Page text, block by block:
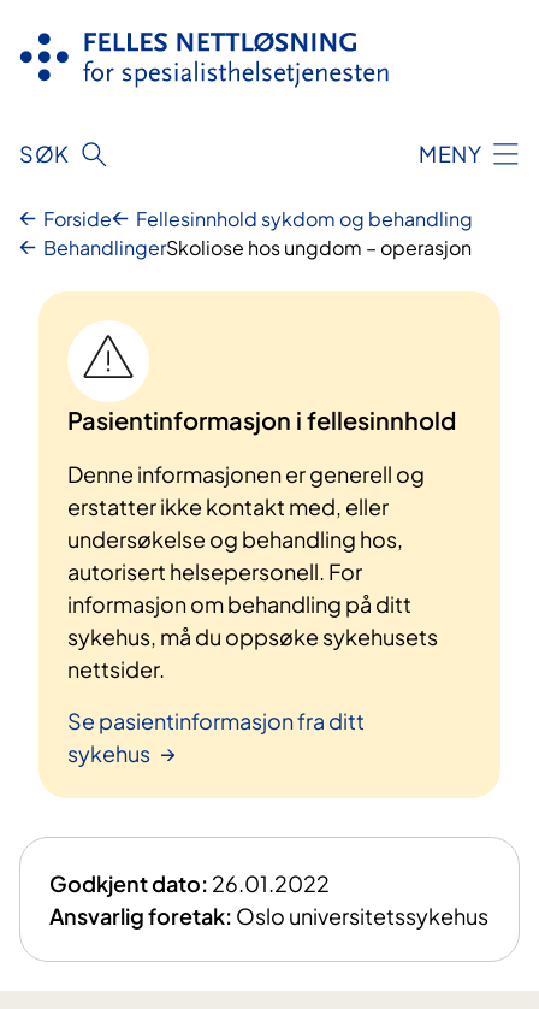
innhold
SØK MENY
Forside
Fellesinnhold sykdom og behandling
BehandlingerSkoliose hos ungdom – operasjon
Pasientinformasjon i fellesinnhold
Denne informasjonen er generell og
erstatter ikke kontakt med, eller
undersøkelse og behandling hos,
autorisert helsepersonell. For
informasjon om behandling på ditt
sykehus, må du oppsøke sykehusets
nettsider.
Se pasientinformasjon fra ditt
sykehus
Godkjent dato: 26.01.2022
Ansvarlig foretak: Oslo universitetssykehus